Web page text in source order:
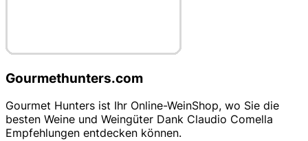
Gourmethunters.com
Gourmet Hunters ist Ihr Online-WeinShop, wo Sie die
besten Weine und Weingüter Dank Claudio Comella
Empfehlungen entdecken können.